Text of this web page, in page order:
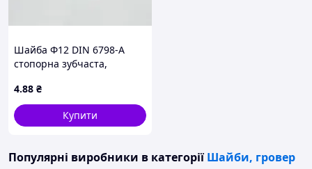
Шайба Ф12 DIN 6798-А
стопорна зубчаста,
4.88 ₴
Купити
Популярні виробники в категорії Шайби, гровер